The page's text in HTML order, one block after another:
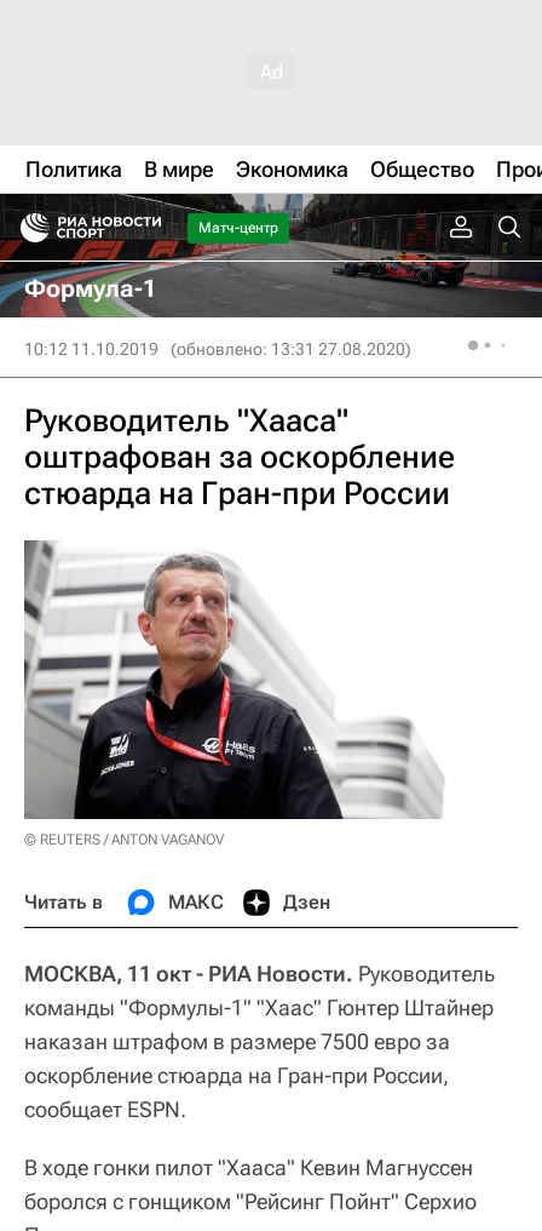
Политика В мире Экономика Общество
Матч-центр
Формула-1
10:12 11.10.2019 (обновлено: 13:31 27.08.2020)
Руководитель "Хааса"
оштрафован за оскорбление
стюарда на Гран-при России
© REUTERS / ANTON VAGANOV
Читать в МАКС Дзен
МОСКВА, 11 окт - РИА Новости. Руководитель
команды "Формулы-1" "Хаас" Гюнтер Штайнер
наказан штрафом в размере 7500 евро за
оскорбление стюарда на Гран-при России,
сообщает ESPN.
В ходе гонки пилот "Хааса" Кевин Магнуссен
боролся с гонщиком "Рейсинг Пойнт" Серхио